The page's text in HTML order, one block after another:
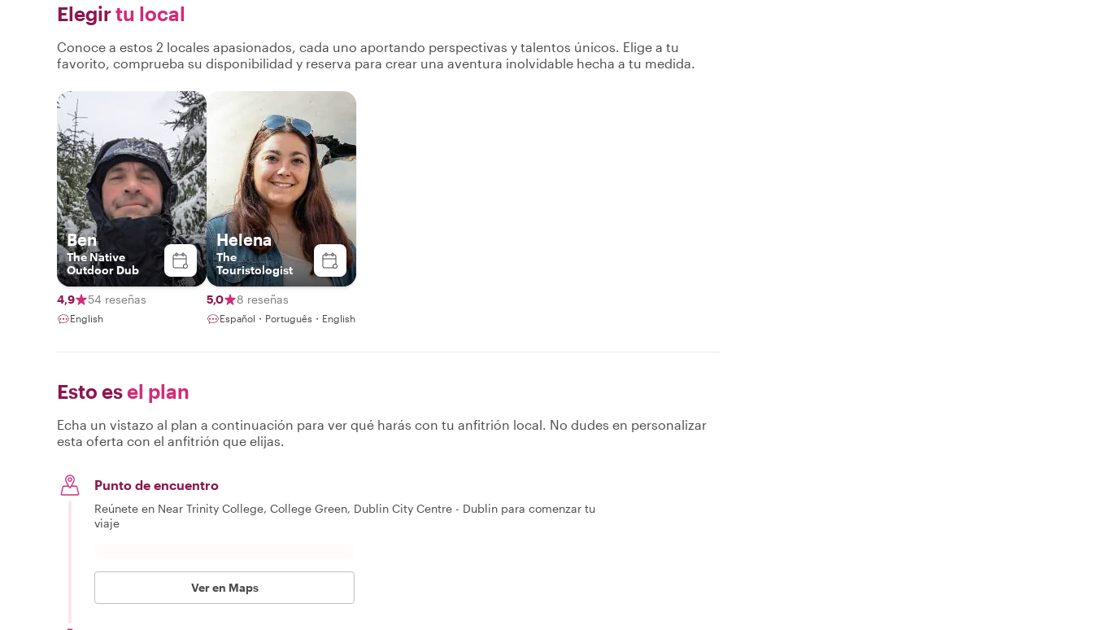
Elegir tu local
Conoce a estos 2 locales apasionados, cada uno aportando perspectivas y talentos únicos. Elige a tu
favorito, comprueba su disponibilidad y reserva para crear una aventura inolvidable hecha a tu medida.
Ben
The Native
Outdoor Dub
4,9 54 reseñas
English
Helena
The
Touristologist
5,0 8 reseñas
Español・Português・English
Esto esel plan
Echa un vistazo al plan a continuación para ver qué harás con tu anfitrión local. No dudes en personalizar
esta oferta con el anfitrión que elijas.
Punto de encuentro
Reúnete en Near Trinity College, College Green, Dublin City Centre - Dublin para comenzar tu
viaje
Ver en Maps